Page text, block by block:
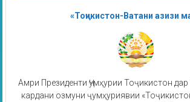
«Тоҷикистон-Ватани азизи
Амри Президенти Ҷумҳурии Тоҷикистон
кардани озмуни ҷумҳуриявии